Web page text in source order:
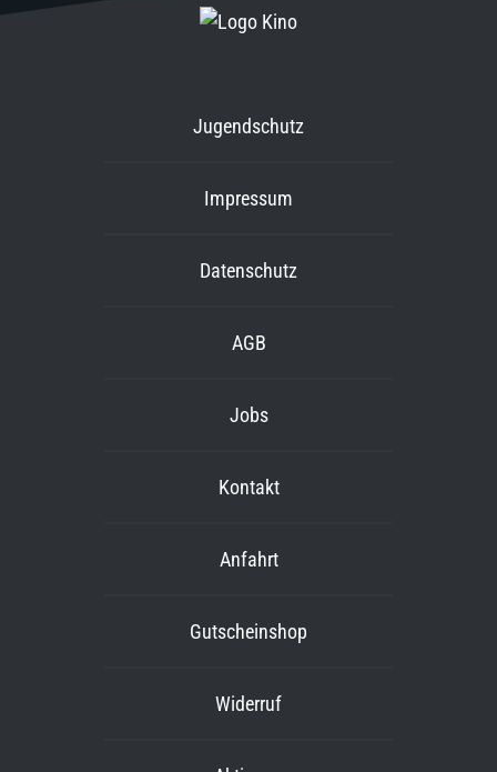
Jugendschutz
Impressum
Datenschutz
AGB
Jobs
Kontakt
Anfahrt
Gutscheinshop
Widerruf